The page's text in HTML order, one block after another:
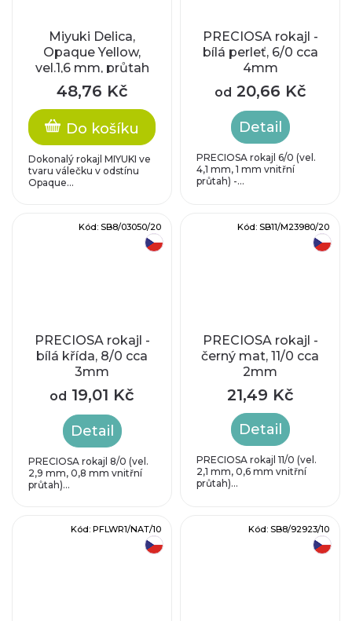
Miyuki Delica,
Opaque Yellow,
vel.1,6 mm, průtah
0,8 mm
48,76 Kč
Do košíku
Dokonalý rokajl MIYUKI ve
tvaru válečku v odstínu
Opaque...
PRECIOSA rokajl -
bílá perleť, 6/0 cca
4mm
od 20,66 Kč
Detail
PRECIOSA rokajl 6/0 (vel.
4,1 mm, 1 mm vnitřní
průtah) -...
PRECIOSA rokajl -
bílá křída, 8/0 cca
3mm
od 19,01 Kč
Detail
PRECIOSA rokajl 8/0 (vel.
2,9 mm, 0,8 mm vnitřní
průtah)...
Kód: SB8/03050/20
PRECIOSA rokajl -
černý mat, 11/0 cca
2mm
21,49 Kč
Detail
PRECIOSA rokajl 11/0 (vel.
2,1 mm, 0,6 mm vnitřní
průtah)...
Kód: SB11/M23980/20
Kód: PFLWR1/NAT/10 Kód: SB8/92923/10